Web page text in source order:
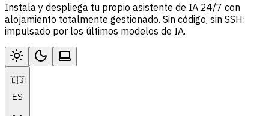
Instala y despliega tu propio asistente de IA 24/7 con
alojamiento totalmente gestionado. Sin código, sin SSH:
impulsado por los últimos modelos de IA.
🇪🇸
ES